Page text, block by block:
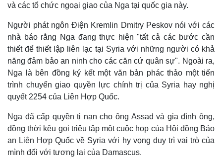
và các tổ chức ngoại giao của Nga tại quốc gia này.
Người phát ngôn Điện Kremlin Dmitry Peskov nói với các
nhà báo rằng Nga đang thực hiện "tất cả các bước cần
thiết để thiết lập liên lạc tại Syria với những người có khả
năng đảm bảo an ninh cho các căn cứ quân sự". Ngoài ra,
Nga là bên đồng ký kết một văn bản phác thảo một tiến
trình chuyển giao quyền lực chính trị của Syria hay nghị
quyết 2254 của Liên Hợp Quốc.
Nga đã cấp quyền tị nạn cho ông Assad và gia đình ông,
đồng thời kêu gọi triệu tập một cuộc họp của Hội đồng Bảo
an Liên Hợp Quốc về Syria với hy vọng duy trì vai trò của
mình đối với tương lai của Damascus.